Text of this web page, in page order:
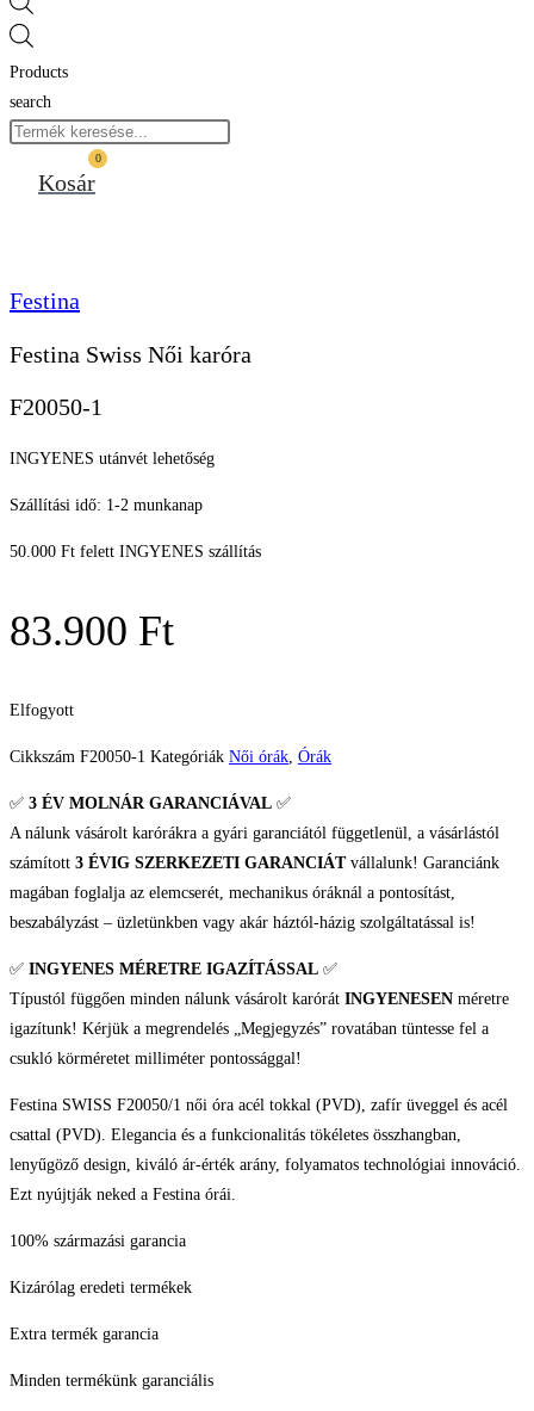
Products
search
0
Kosár
Festina
Festina Swiss Női karóra
F20050-1
INGYENES utánvét lehetőség
Szállítási idő: 1-2 munkanap
50.000 Ft felett INGYENES szállítás
83.900 Ft
Elfogyott
Cikkszám F20050-1 Kategóriák Női órák, Órák
✅ 3 ÉV MOLNÁR GARANCIÁVAL ✅
A nálunk vásárolt karórákra a gyári garanciától függetlenül, a vásárlástól
számított 3 ÉVIG SZERKEZETI GARANCIÁTvállalunk! Garanciánk
magában foglalja az elemcserét, mechanikus óráknál a pontosítást,
beszabályzást – üzletünkben vagy akár háztól-házig szolgáltatással is!
✅ INGYENES MÉRETRE IGAZÍTÁSSAL ✅
Típustól függően minden nálunk vásárolt karórát INGYENESEN méretre
igazítunk! Kérjük a megrendelés „Megjegyzés” rovatában tüntesse fel a
csukló körméretet milliméter pontossággal!
Festina SWISS F20050/1 női óra acél tokkal (PVD), zafír üveggel és acél
csattal (PVD). Elegancia és a funkcionalitás tökéletes összhangban,
lenyűgöző design, kiváló ár-érték arány, folyamatos technológiai innováció.
Ezt nyújtják neked a Festina órái.
100% származási garancia
Kizárólag eredeti termékek
Extra termék garancia
Minden termékünk garanciális